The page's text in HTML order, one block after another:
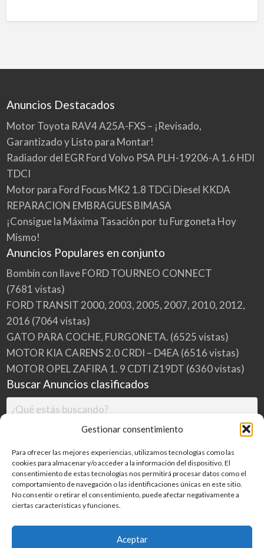
Gestionar consentimiento
Para ofrecer las mejores experiencias, utilizamos tecnologías como las
cookies para almacenar y/o acceder a la información del dispositivo. El
consentimiento de estas tecnologías nos permitirá procesar datos como el
comportamiento de navegación o las identificaciones únicas en este sitio.
No consentir o retirar el consentimiento, puede afectar negativamente a
ciertas características y funciones.
Aceptar
Anuncios Destacados
Motor Toyota RAV4 A25A-FXS – ¡Revisado,
Garantizado y Listo para Montar!
Radiador del EGR Ford Volvo PSA PLH-19206-A 1.6 HDI
TDCI
Motor para Ford Focus MK2 1.8 TDCi Diesel KKDA
REPARACION EMBRAGUES BIMASA
¡Consigue la Máxima Tasación por tu Furgoneta Hoy
Mismo!
Anuncios Populares en conjunto
Bombín con llave FORD TOURNEO CONNECT
(7681 vistas)
FORD TRANSIT 2000, 2003, 2005, 2007, 2010, 2012,
2016 (7064 vistas)
GATO PARA COCHE, FURGONETA. (6525 vistas)
MOTOR KIA CARENS 2.0 CRDI – D4EA (6516 vistas)
MOTOR OPEL ZAFIRA 1. 9 CDTI Z19DT (6360 vistas)
Buscar Anuncios clasificados